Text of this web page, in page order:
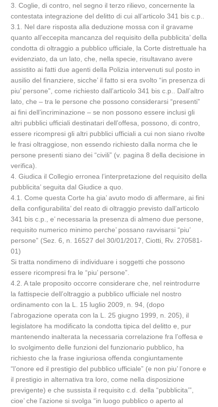
3. Coglie, di contro, nel segno il terzo rilievo, concernente la
contestata integrazione del delitto di cui all’articolo 341 bis c.p..
3.1. Nel dare risposta alla deduzione mossa con il gravame
quanto all’eccepita mancanza del requisito della pubblicita’ della
condotta di oltraggio a pubblico ufficiale, la Corte distrettuale ha
evidenziato, da un lato, che, nella specie, risultavano avere
assistito ai fatti due agenti della Polizia intervenuti sul posto in
ausilio del finanziere, sicche’ il fatto si era svolto “in presenza di
piu’ persone”, come richiesto dall’articolo 341 bis c.p.. Dall’altro
lato, che – tra le persone che possono considerarsi “presenti”
ai fini dell’incriminazione – se non possono essere inclusi gli
altri pubblici ufficiali destinatari dell’offesa, possono, di contro,
essere ricompresi gli altri pubblici ufficiali a cui non siano rivolte
le frasi oltraggiose, non essendo richiesto dalla norma che le
persone presenti siano dei “civili” (v. pagina 8 della decisione in
verifica).
4. Giudica il Collegio erronea l’interpretazione del requisito della
pubblicita’ seguita dal Giudice a quo.
4.1. Come questa Corte ha gia’ avuto modo di affermare, ai fini
della configurabilita’ del reato di oltraggio previsto dall’articolo
341 bis c.p., e’ necessaria la presenza di almeno due persone,
requisito numerico minimo perche’ possano ravvisarsi “piu’
persone” (Sez. 6, n. 16527 del 30/01/2017, Ciotti, Rv. 270581-
01)
Si tratta nondimeno di individuare i soggetti che possono
essere ricompresi fra le “piu’ persone”.
4.2. A tale proposito occorre considerare che, nel reintrodurre
la fattispecie dell’oltraggio a pubblico ufficiale nel nostro
ordinamento con la L. 15 luglio 2009, n. 94, (dopo
l’abrogazione operata con la L. 25 giugno 1999, n. 205), il
legislatore ha modificato la condotta tipica del delitto e, pur
mantenendo inalterata la necessaria correlazione fra l’offesa e
lo svolgimento delle funzioni del funzionario pubblico, ha
richiesto che la frase ingiuriosa offenda congiuntamente
“l’onore ed il prestigio del pubblico ufficiale” (e non piu’ l’onore e
il prestigio in alternativa tra loro, come nella disposizione
previgente) e che sussista il requisito c.d. della “pubblicita’”,
cioe’ che l’azione si svolga “in luogo pubblico o aperto al